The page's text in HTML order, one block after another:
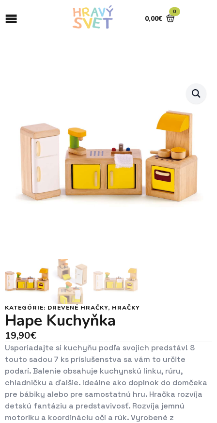
0,00€
0
KATEGÓRIE: DREVENÉ HRAČKY, HRAČKY
Hape Kuchyňka
19,90€
Usporiadajte si kuchyňu podľa svojich predstáv! S
touto sadou 7 ks príslušenstva sa vám to určite
podarí. Balenie obsahuje kuchynskú linku, rúru,
chladničku a ďalšie. Ideálne ako doplnok do domčeka
pre bábiky alebo pre samostatnú hru. Hračka rozvíja
detskú fantáziu a predstavivosť. Rozvíja jemnú
motoriku a koordináciu očí a rúk. Vyrobené z